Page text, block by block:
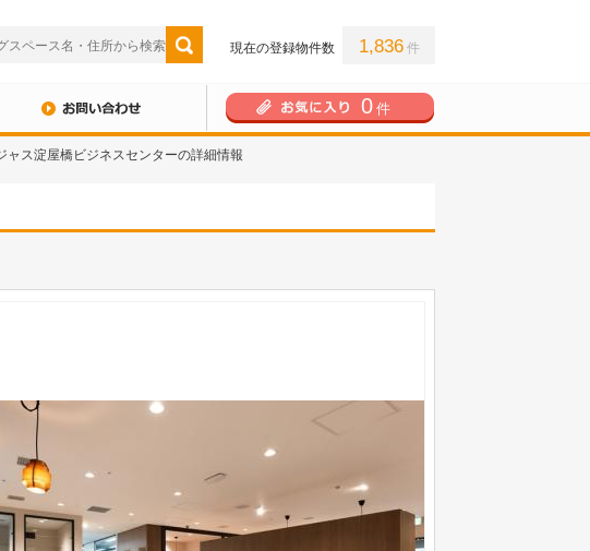
現在の登録物件数 1,836 件
0 件
ャス淀屋橋ビジネスセンターの詳細情報